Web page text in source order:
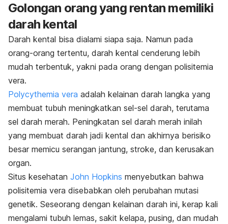
Golongan orang yang rentan memiliki
darah kental
Darah kental bisa dialami siapa saja. Namun pada
orang-orang tertentu, darah kental cenderung lebih
mudah terbentuk, yakni pada orang dengan polisitemia
vera.
Polycythemia vera adalah kelainan darah langka yang
membuat tubuh meningkatkan sel-sel darah, terutama
sel darah merah. Peningkatan sel darah merah inilah
yang membuat darah jadi kental dan akhirnya berisiko
besar memicu serangan jantung, stroke, dan kerusakan
organ.
Situs kesehatan John Hopkins menyebutkan bahwa
polisitemia vera disebabkan oleh perubahan mutasi
genetik. Seseorang dengan kelainan darah ini, kerap kali
mengalami tubuh lemas, sakit kelapa, pusing, dan mudah